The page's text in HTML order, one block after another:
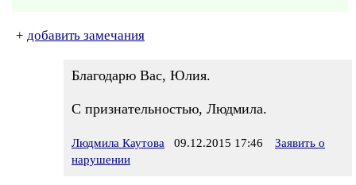
+ добавить замечания
Благодарю Вас, Юлия.
С признательностью, Людмила.
Людмила Каутова 09.12.2015 17:46
Заявить о
нарушении